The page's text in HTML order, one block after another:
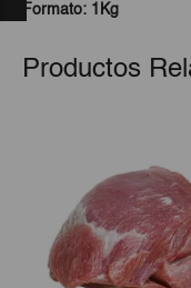
Formato: 1Kg
Productos